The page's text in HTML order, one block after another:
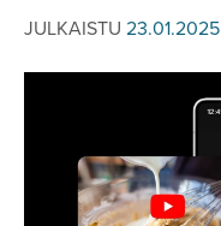
TV-OHJELMA
JULKAISTU 23.01.2025